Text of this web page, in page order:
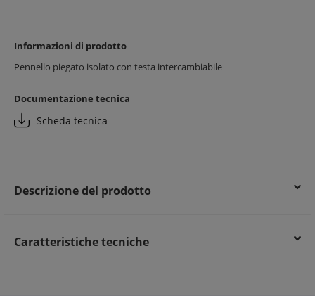
Informazioni di prodotto
Pennello piegato isolato con testa intercambiabile
Documentazione tecnica
Scheda tecnica
Descrizione del prodotto
Caratteristiche tecniche